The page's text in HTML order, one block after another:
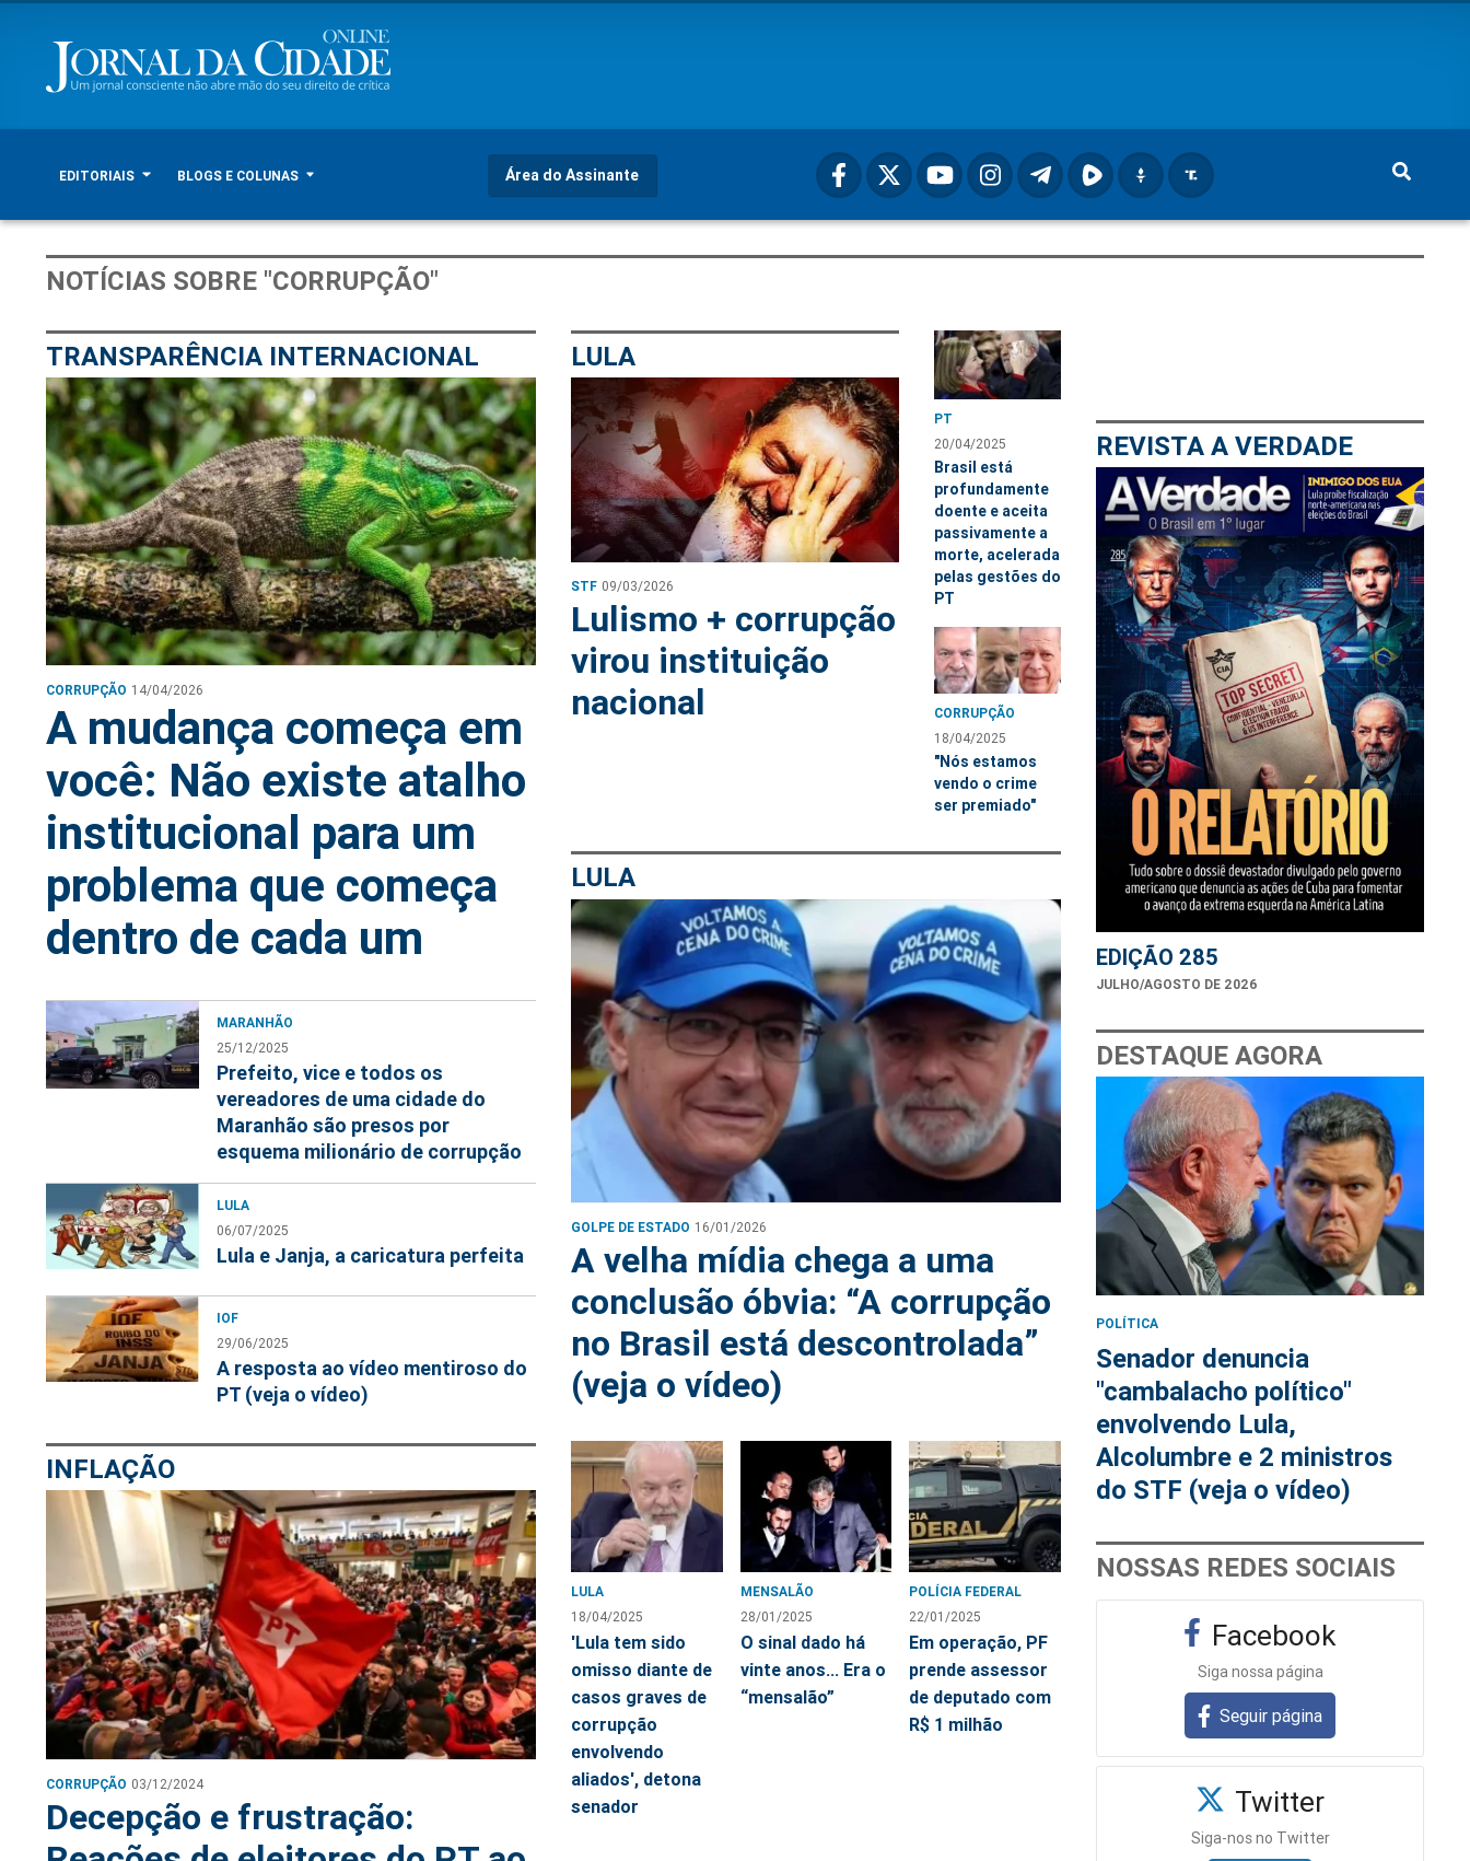
EDITORIAIS BLOGS E COLUNAS Área do Assinante
NOTÍCIAS SOBRE "CORRUPÇÃO"
TRANSPARÊNCIA INTERNACIONAL
CORRUPÇÃO 14/04/2026
A mudança começa em
você: Não existe atalho
institucional para um
problema que começa
dentro de cada um
MARANHÃO
25/12/2025
Prefeito, vice e todos os
vereadores de uma cidade do
Maranhão são presos por
esquema milionário de corrupção
LULA
06/07/2025
Lula e Janja, a caricatura perfeita
IOF
29/06/2025
A resposta ao vídeo mentiroso do
PT (veja o vídeo)
INFLAÇÃO
CORRUPÇÃO 03/12/2024
Decepção e frustração:
LULA
STF 09/03/2026
Lulismo + corrupção
virou instituição
nacional
PT
20/04/2025
Brasil está
profundamente
doente e aceita
passivamente a
morte, acelerada
pelas gestões do
PT
CORRUPÇÃO
18/04/2025
"Nós estamos
vendo o crime
ser premiado"
LULA
GOLPE DE ESTADO 16/01/2026
A velha mídia chega a uma
conclusão óbvia: “A corrupção
no Brasil está descontrolada”
(veja o vídeo)
LULA
18/04/2025
'Lula tem sido
omisso diante de
casos graves de
corrupção
envolvendo
aliados', detona
senador
MENSALÃO
28/01/2025
O sinal dado há
vinte anos... Era o
“mensalão”
POLÍCIA FEDERAL
22/01/2025
Em operação, PF
prende assessor
de deputado com
R$ 1 milhão
REVISTA A VERDADE
EDIÇÃO 285
JULHO/AGOSTO DE 2026
DESTAQUE AGORA
POLÍTICA
Senador denuncia
"cambalacho político"
envolvendo Lula,
Alcolumbre e 2 ministros
do STF (veja o vídeo)
NOSSAS REDES SOCIAIS
Facebook
Siga nossa página
Seguir página
Twitter
Siga-nos no Twitter